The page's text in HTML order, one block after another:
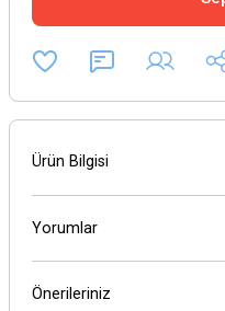
Ürün Bilgisi
Yorumlar
Önerileriniz